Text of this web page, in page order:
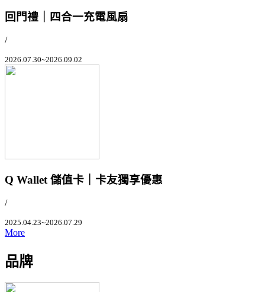
回門禮｜四合一充電風扇
/
2026.07.30~2026.09.02
Q Wallet 儲值卡｜卡友獨享優惠
/
2025.04.23~2026.07.29
More
品牌